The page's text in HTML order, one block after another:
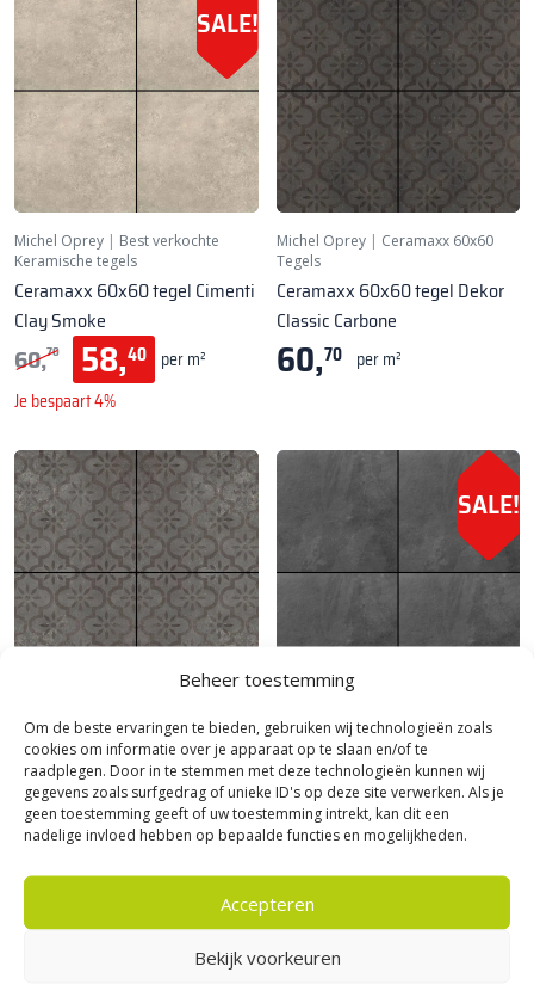
Beheer toestemming
Om de beste ervaringen te bieden, gebruiken wij technologieën zoals
cookies om informatie over je apparaat op te slaan en/of te
raadplegen. Door in te stemmen met deze technologieën kunnen wij
gegevens zoals surfgedrag of unieke ID's op deze site verwerken. Als je
geen toestemming geeft of uw toestemming intrekt, kan dit een
nadelige invloed hebben op bepaalde functies en mogelijkheden.
Accepteren
Bekijk voorkeuren
SALE!
Michel Oprey | Best verkochte
Keramische tegels
Ceramaxx 60x60 tegel Cimenti
Clay Smoke
60,70 58,40 per m²
Je bespaart 4%
Michel Oprey| Ceramaxx 60x60
Tegels
Ceramaxx 60x60 tegel Dekor
Classic Carbone
60,70 per m²
Michel Oprey|Ceramaxx 60x60
Tegels
Ceramaxx 60x60 tegel Dekor
Classic Grigio
60,70 per m²
SALE!
Michel Oprey|Ceramaxx 60x60
Tegels
Ceramaxx 60x60 tegel Durban
Slate BlackBerry
60,70 51,85 per m²
Je bespaart 15%